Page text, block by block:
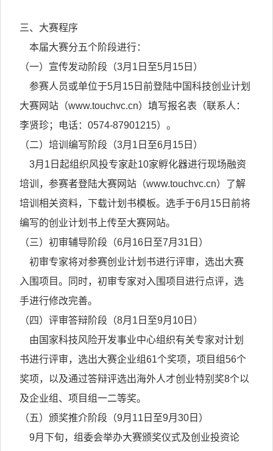
三、大赛程序
本届大赛分五个阶段进行：
（一）宣传发动阶段（3月1日至5月15日）
参赛人员或单位于5月15日前登陆中国科技创业计划
大赛网站（www.touchvc.cn）填写报名表（联系人：
李贤珍；电话：0574-87901215）。
（二）培训编写阶段（3月1日至6月15日）
3月1日起组织风投专家赴10家孵化器进行现场融资
培训，参赛者登陆大赛网站（www.touchvc.cn）了解
培训相关资料，下载计划书模板。选手于6月15日前将
编写的创业计划书上传至大赛网站。
（三）初审辅导阶段（6月16日至7月31日）
初审专家将对参赛创业计划书进行评审，选出大赛
入围项目。同时，初审专家对入围项目进行点评，选
手进行修改完善。
（四）评审答辩阶段（8月1日至9月10日）
由国家科技风险开发事业中心组织有关专家对计划
书进行评审，选出大赛企业组61个奖项，项目组56个
奖项，以及通过答辩评选出海外人才创业特别奖8个以
及企业组、项目组一二等奖。
（五）颁奖推介阶段（9月11日至9月30日）
9月下旬，组委会举办大赛颁奖仪式及创业投资论